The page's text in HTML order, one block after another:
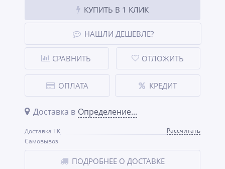
КУПИТЬ В 1 КЛИК
НАШЛИ ДЕШЕВЛЕ?
СРАВНИТЬ ОТЛОЖИТЬ
ОПЛАТА КРЕДИТ
Доставка в Определение...
Доставка ТК
Рассчитать
Самовывоз
ПОДРОБНЕЕ О ДОСТАВКЕ